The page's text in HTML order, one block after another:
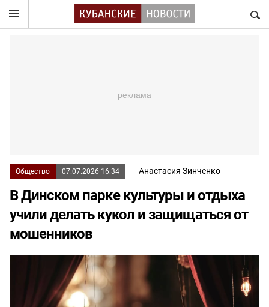
Общество 07.07.2026 16:34 Анастасия Зинченко
В Динском парке культуры и отдыха
учили делать кукол и защищаться от
мошенников